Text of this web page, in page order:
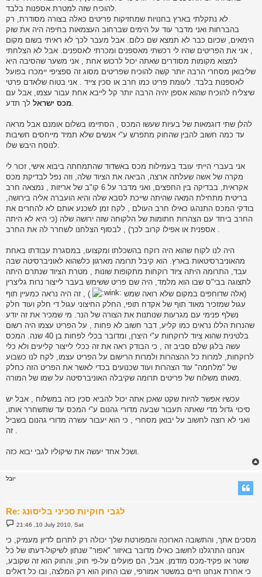
לא נתקלתי בארץ בחנויות שמחזיקות פריטים כאלה בצורה מסודרת, רק
בהברחות ואני מדבר עוד על הימים שברחוב העצמאות בחיפה היה את שוק
הימאים, שכיום כבר לא תמצא שם כלום. אבל מעבר לכך לא ראיתי בשום מקום
, אני את הפריטים שהיו לי רכשתי מאספנים ומכרתי לאספנים. אבל לא הצלחתי
למצוא מקומות מסודרים שאתה יכול לרכוש אחת , אני משער שהסיבה היא
שליבואן מסחרי הרבה יותר קשה להוכיח שפריטים מסוג זה ספציפי יימכרו בפועל
לאספנות בלבד. לעומת פריט כמו חרב או סכין צייד . אני בטוח שלאדם פרטי
שיצליח להוכיח שהוא אספן יהיה הרבה יותר קל לייבא אחת עבור עצמו, אבל עם
מכס ישראל
להלן שתי דוגמאות של בעיות שעשו המכס , הסתיימו בשלום אומנם אבל מראה
עד כמה חשוב להבין שהחוק מתפרש ע"י אנשים שלא תמיד מייחסים חשיבות
אני בעברי הייתי עובד בעמילות מכס באשדוד שהתמחתה ביבוא אישי, זכור לי
מקרה של אשה שעלתה ארצה, הביאה את הציוד שלה, וזה נפל לבדיקת מכס
אקראית, בבדיקה בין החפצים, ואני מדבר על 6 קו"ב של אריזות , נמצאה חרב
בריטית מתחילת המאה שהיתה שייכת לסבא שלה והיא הועברה אליה בירושה,
בודקי המכס התנהגו כאילו חרב העולם , לקח זמן לשכנע אותם לא להחרים את
החרב ביחד עם הצהרות חתומות של הלקוחה שזה ירושה שלה (כי היא לא היתה
היה לנו לקוח שהוא היה רוקח בהשכלתו ומקצועו, במסגרת עבודתו באחת
מהאוניברסיטאות בארץ. הוא קיבל תרומה מארגון כלשהוא לאוניברסיטה שבה
עבד, התרומה היתה ציוד רוקחות מתקופות שונות , מטרת הציוד שנתרם היתה
לתצוגה בבי"ס שבו הוא מלמד, היה שם פריט ששימש בעבר לייצור נרות גליצרין
(אלה שדוחפים במקום שלא רואה שמש
) , זה היה נראה כמעיין תוף
עגול שמזכיר מאוד תוף של אקדח תופי, החלק החיצוני עגול די חלק ועוד חלק
נשלף פנימי עם מגרעות שנותנות את הצורה של הנר. מי שמכיר את זה יודע
שהנרות הללו נראים כמו קליע, דבר חשוב לא פחות , על הפריט עצמו היה רשום
בלטינית שהוא ציוד לרוקחות ע"י היצרן, ומדובר בכלי לפחות בן 40 שנה. המכס
עשה בלגן שלם סביב זה , כי הבודק ראה את זה ככלי לייצור קליעים ולא כלי
לרוקחות, למרות כל ההצהרות ולמרות הרישום על הפריט עצמו, לקח לנו כשבוע
של "מלחמה" עוד הצהרות ועוד שכנועים בכדי לאשר את הפריט הזה כחלק
עכשיו אפשר להיות שקט שאכן אתה יכול להביא סכין כזה במשלוח , אבל יש
סיכוי גדול מדי שאתה תעבור שבעה מדורי גהנום ע"י המכס עד שתשחרר אותו,
ואני לא רוצה לחשוב על יבואן מסחרי , כי הוא יעבור עשרה מדורי גהנום בשביל
יובל
Re: לגבי חוקיות סכיני בליסונג
P
o
t
21:46 ,10 July 2010, Sat
מסכים אתך, והתשובה הארוכה והמפורטת שלך יכולה רק לתרום לדיון מעמיק, כי
אנחנו התרגלנו לחשוב כאילו מדובר באיזור "אפור" שנתון לשיקול-דעתו של כל
שוטר או פקיד-מכס מזדמן. אבל, הם פועלים על-פי חוק, והחוק הוא זה שקובע,
כי אחרת אנחנו חיים במשטר אמורפי, שבו החוק הוא רק המלצה, ובו כל דאלים